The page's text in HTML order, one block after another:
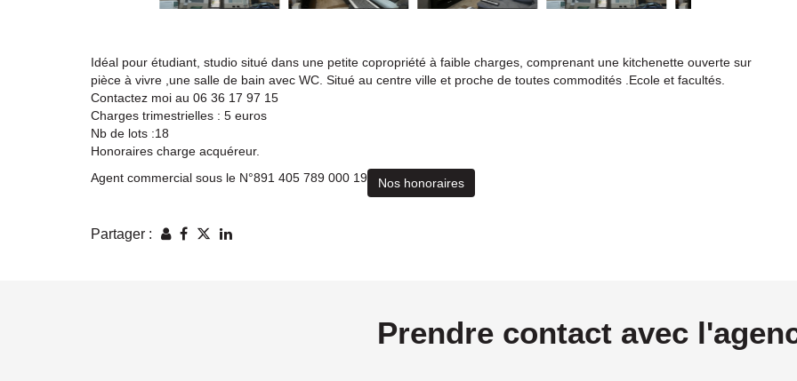
Idéal pour étudiant, studio situé dans une petite copropriété à faible charges, comprenant une kitchenette ouverte sur
pièce à vivre ,une salle de bain avec WC. Situé au centre ville et proche de toutes commodités .Ecole et facultés.
Contactez moi au 06 36 17 97 15
Charges trimestrielles : 5 euros
Nb de lots :18
Honoraires charge acquéreur.
Agent commercial sous le N°891 405 789 000 19
Nos honoraires
Partager :
Prendre contact avec